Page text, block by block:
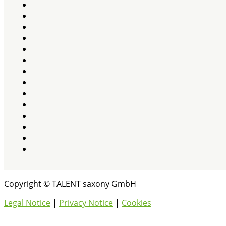
Copyright © TALENT saxony GmbH
Legal Notice | Privacy Notice | Cookies